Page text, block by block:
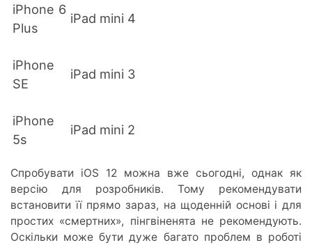
iPhone 6
Plus
iPad mini 4
iPhone
SE
iPad mini 3
iPhone
5s
iPad mini 2
Спробувати iOS 12 можна вже сьогодні, однак як
версію для розробників. Тому рекомендувати
встановити її прямо зараз, на щоденній основі і для
простих «смертних», пінгвіненята не рекомендують.
Оскільки може бути дуже багато проблем в роботі